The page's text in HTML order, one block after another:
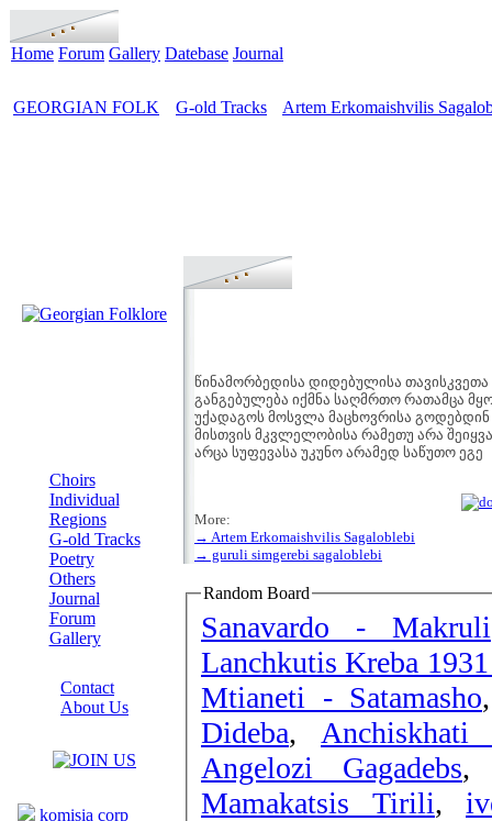
Home Forum Gallery Datebase Journal
GEORGIAN FOLK G-old Tracks Artem Erkomaishvilis
Choirs
Individual
Regions
G-old Tracks
Poetry
Others
Journal
Forum
Gallery
Contact
About Us
komisia corp
წინამორბედისა დიდებულისა თავისკვეთა
განგებულება იქმნა საღმრთო რათამცა
უქადაგოს მოსვლა მაცხოვრისა
მისთვის მკვლელობისა რამეთუ არა
არცა სუფევასა უკუნო არამედ საწუთო ეგე
More:
→ Artem Erkomaishvilis Sagaloblebi
→ guruli simgerebi sagaloblebi
Random Board
Sanavardo - Makruli
Mtianeti - Satamasho
Dideba,
Angelozi Gagadebs
Mamakatsis Tirili,